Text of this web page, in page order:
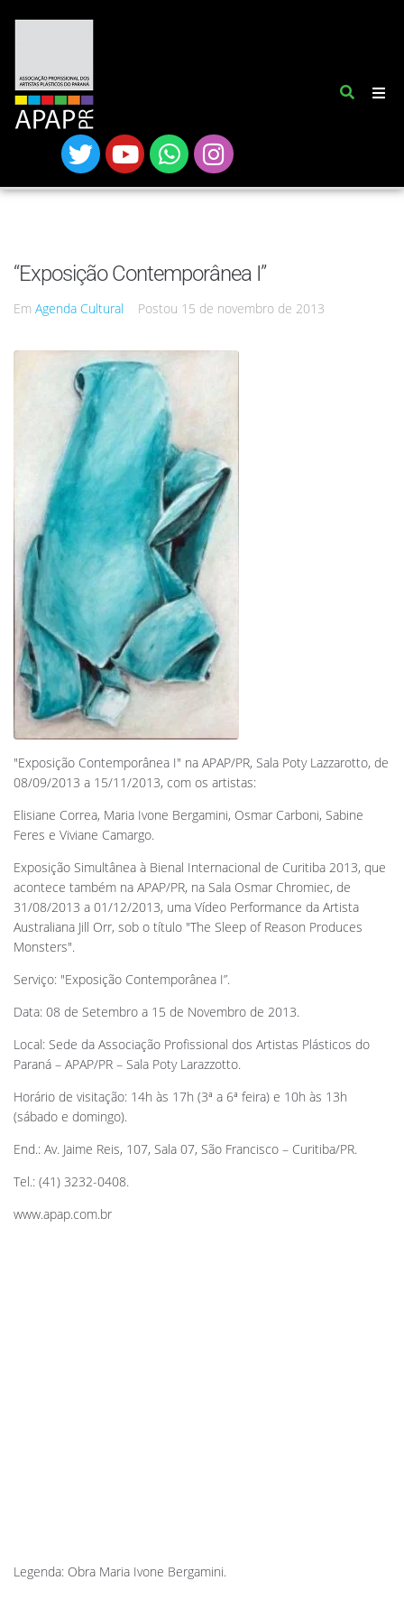
“Exposição Contemporânea I”
Em Agenda Cultural Postou 15 de novembro de 2013
"Exposição Contemporânea I" na APAP/PR, Sala Poty Lazzarotto, de
08/09/2013 a 15/11/2013, com os artistas:
Elisiane Correa, Maria Ivone Bergamini, Osmar Carboni, Sabine
Feres e Viviane Camargo.
Exposição Simultânea à Bienal Internacional de Curitiba 2013, que
acontece também na APAP/PR, na Sala Osmar Chromiec, de
31/08/2013 a 01/12/2013, uma Vídeo Performance da Artista
Australiana Jill Orr, sob o título "The Sleep of Reason Produces
Monsters".
Serviço: "Exposição Contemporânea I”.
Data: 08 de Setembro a 15 de Novembro de 2013.
Local: Sede da Associação Profissional dos Artistas Plásticos do
Paraná – APAP/PR – Sala Poty Larazzotto.
Horário de visitação: 14h às 17h (3ª a 6ª feira) e 10h às 13h
(sábado e domingo).
End.: Av. Jaime Reis, 107, Sala 07, São Francisco – Curitiba/PR.
Tel.: (41) 3232-0408.
www.apap.com.br
Legenda: Obra Maria Ivone Bergamini.